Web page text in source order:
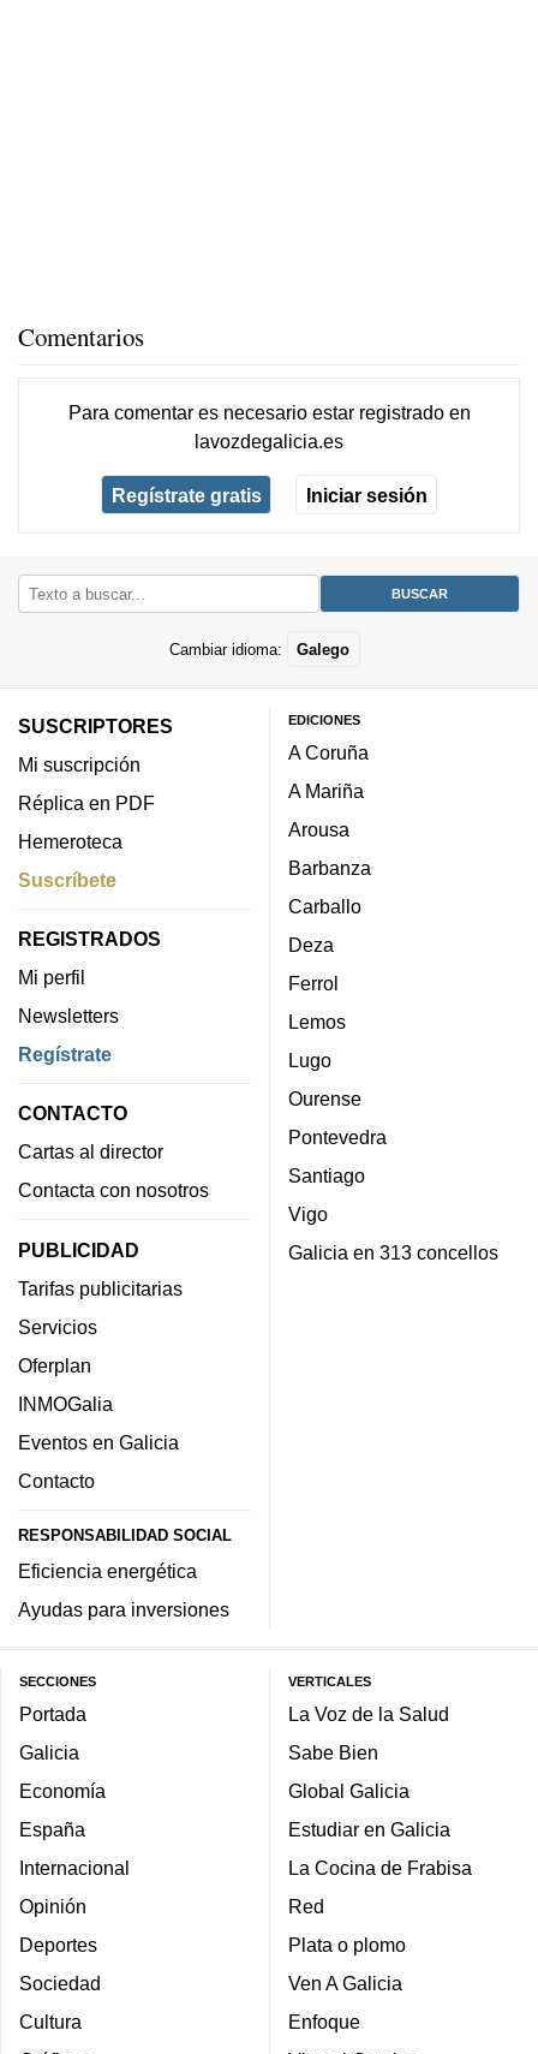
Comentarios
Para comentar es necesario estar registradoen
lavozdegalicia.es
Regístrate gratis Iniciar sesión
Cambiar idioma: Galego
SUSCRIPTORES
Mi suscripción
Réplica en PDF
Hemeroteca
Suscríbete
REGISTRADOS
Mi perfil
Newsletters
Regístrate
CONTACTO
Cartas al director
Contacta con nosotros
PUBLICIDAD
Tarifas publicitarias
Servicios
Oferplan
INMOGalia
Eventos en Galicia
Contacto
RESPONSABILIDAD SOCIAL
Eficiencia energética
Ayudas para inversiones
EDICIONES
A Coruña
A Mariña
Arousa
Barbanza
Carballo
Deza
Ferrol
Lemos
Lugo
Ourense
Pontevedra
Santiago
Vigo
Galicia en 313 concellos
SECCIONES
Portada
Galicia
Economía
España
Internacional
Opinión
Deportes
Sociedad
Cultura
VERTICALES
La Voz de la Salud
Sabe Bien
Global Galicia
Estudiar en Galicia
La Cocina de Frabisa
Red
Plata o plomo
Ven A Galicia
Enfoque